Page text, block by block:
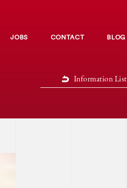
JOBS CONTACT BLOG
Information List